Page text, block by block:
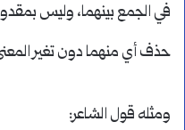
في الجمع بينهما، وليس
حذف أي منهما دون تغير
ومثله قول الشاعر: